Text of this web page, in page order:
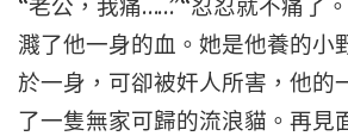
“老公，我痛……”“忍忍就不痛了
濺了他一身的血。她是他養的小
於一身，可卻被奸人所害，他的
了一隻無家可歸的流浪貓。再見